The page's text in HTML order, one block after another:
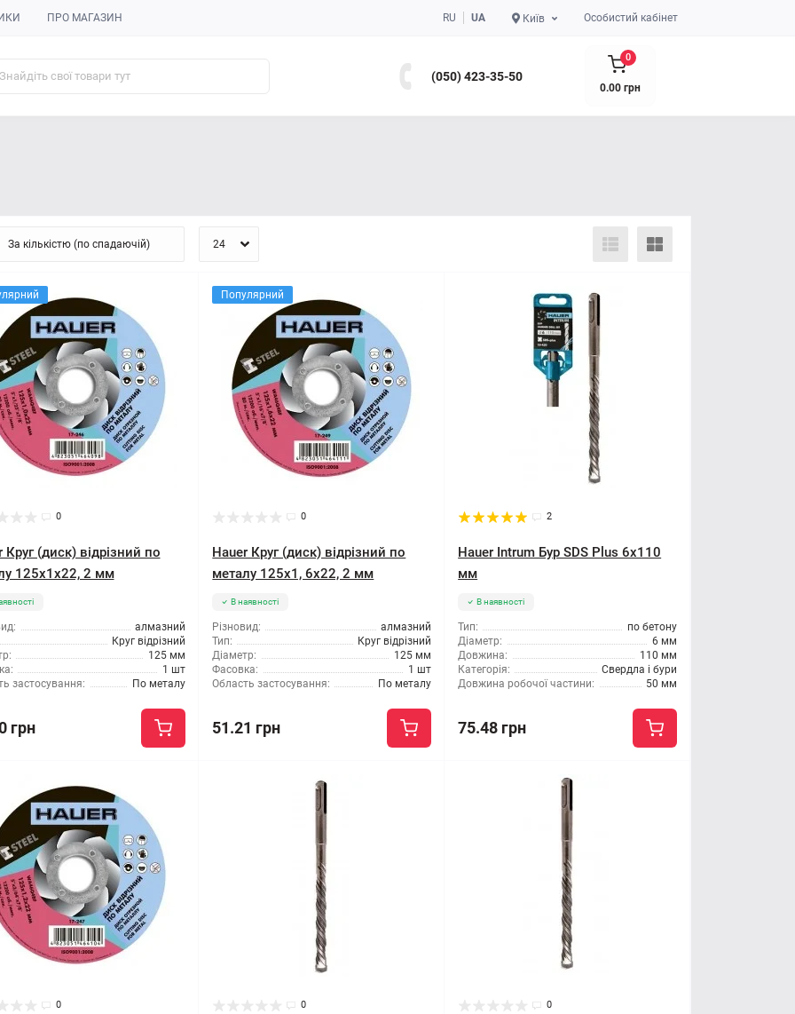
ПРО МАГАЗИН RU UA Київ Особистий кабінет
(050) 423-35-50
0
0.00 грн
0
Круг (диск) відрізний по
125x1x22, 2 мм
алмазний
Круг відрізний
125 мм
1 шт
застосування:
По металу
грн
Популярний
0
Hauer Круг (диск) відрізний по
металу 125x1, 6x22, 2 мм
В наявності
Різновид:
алмазний
Тип:
Круг відрізний
Діаметр:
125 мм
Фасовка:
1 шт
Область застосування:
По металу
51.21 грн
2
Hauer Intrum Бур SDS Plus 6x110
мм
В наявності
Тип:
по бетону
Діаметр:
6 мм
Довжина:
110 мм
Категорія:
Свердла і бури
Довжина робочої частини:
50 мм
75.48 грн
0 0 0